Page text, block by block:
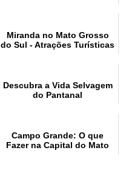
Miranda no Mato Grosso
do Sul - Atrações Turísticas
Descubra a Vida Selvagem
do Pantanal
Campo Grande: O que
Fazer na Capital do Mato